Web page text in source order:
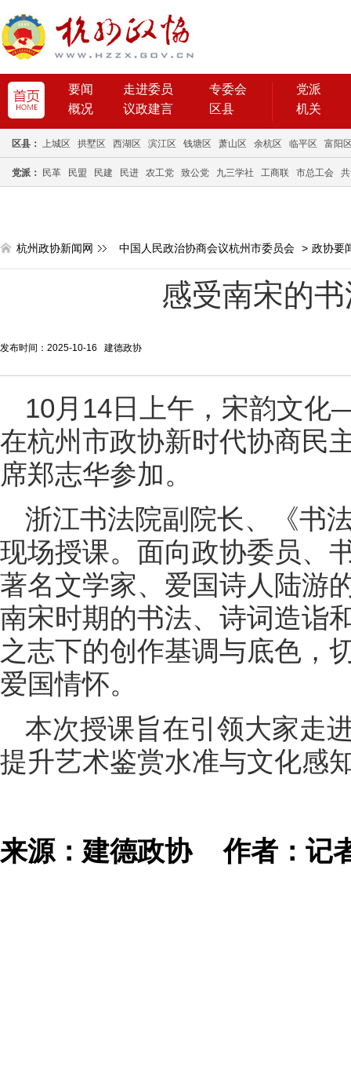
要闻 走进委员
专委会
概况
议政建言 区县
党派
机关
区县： 上城区 拱墅区 西湖区 滨江区 钱塘区 萧山区 余杭区 临平区 富阳
党派： 民革 民盟 民建 民进 农工党 致公党 九三学社 工商联 市总工会
杭州政协新闻网 中国人民政治协商会议杭州市委员会 > 政协要
感受南宋的
发布时间：2025-10-16 建德政协
10月14日上午，宋韵文
在杭州市政协新时代协商民
席郑志华参加。
浙江书法院副院长、《书
现场授课。面向政协委员、
著名文学家、爱国诗人陆游
南宋时期的书法、诗词造诣
之志下的创作基调与底色，
爱国情怀。
本次授课旨在引领大家走
提升艺术鉴赏水准与文化感
来源：建德政协作者：记